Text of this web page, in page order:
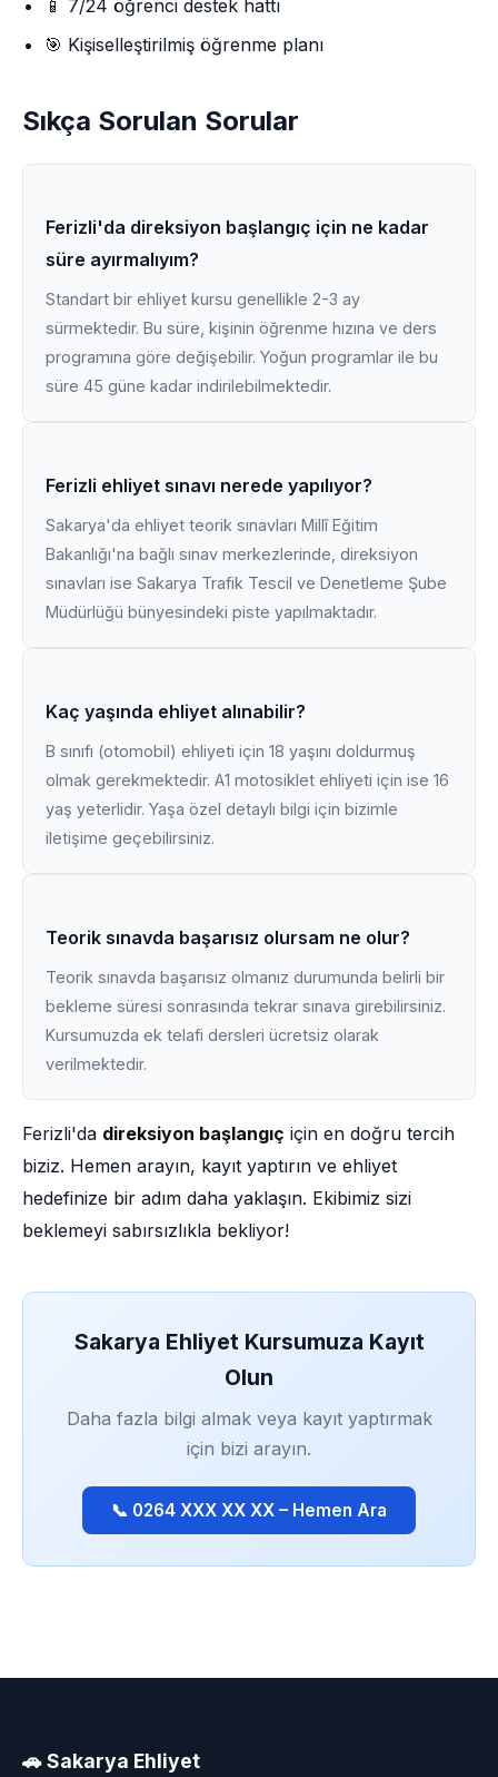
📱 7/24 öğrenci destek hattı
🎯 Kişiselleştirilmiş öğrenme planı
Sıkça Sorulan Sorular
Ferizli'da direksiyon başlangıç için ne kadar
süre ayırmalıyım?
Standart bir ehliyet kursu genellikle 2-3 ay
sürmektedir. Bu süre, kişinin öğrenme hızına ve ders
programına göre değişebilir. Yoğun programlar ile bu
süre 45 güne kadar indirilebilmektedir.
Ferizli ehliyet sınavı nerede yapılıyor?
Sakarya'da ehliyet teorik sınavları Millî Eğitim
Bakanlığı'na bağlı sınav merkezlerinde, direksiyon
sınavları ise Sakarya Trafik Tescil ve Denetleme Şube
Müdürlüğü bünyesindeki piste yapılmaktadır.
Kaç yaşında ehliyet alınabilir?
B sınıfı (otomobil) ehliyeti için 18 yaşını doldurmuş
olmak gerekmektedir. A1 motosiklet ehliyeti için ise 16
yaş yeterlidir. Yaşa özel detaylı bilgi için bizimle
iletişime geçebilirsiniz.
Teorik sınavda başarısız olursam ne olur?
Teorik sınavda başarısız olmanız durumunda belirli bir
bekleme süresi sonrasında tekrar sınava girebilirsiniz.
Kursumuzda ek telafi dersleri ücretsiz olarak
verilmektedir.
Ferizli'da direksiyon başlangıç için en doğru tercih
biziz. Hemen arayın, kayıt yaptırın ve ehliyet
hedefinize bir adım daha yaklaşın. Ekibimiz sizi
beklemeyi sabırsızlıkla bekliyor!
Sakarya Ehliyet Kursumuza Kayıt
Olun
Daha fazla bilgi almak veya kayıt yaptırmak
için bizi arayın.
📞 0264 XXX XX XX – Hemen Ara
🚗 Sakarya Ehliyet